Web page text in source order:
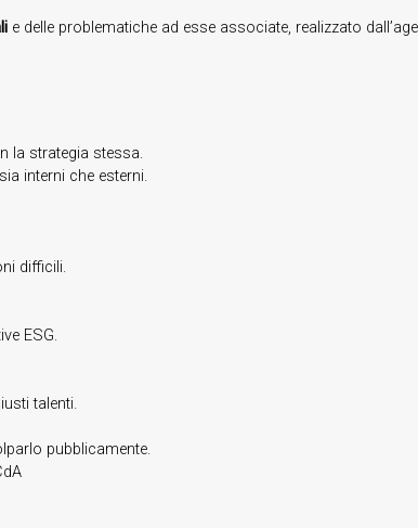
e delle problematiche ad esse associate, realizzato
la strategia stessa.
interni che esterni.
difficili.
ESG.
talenti.
pubblicamente.